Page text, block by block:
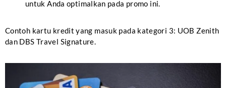
untuk Anda optimalkan pada promo ini.
Contoh kartu kredit yang masuk pada kategori 3: UOB Zenith
dan DBS Travel Signature.